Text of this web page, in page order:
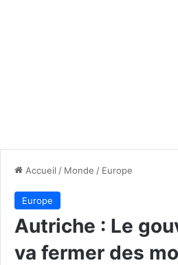
Accueil / Monde / Europe
Europe
Autriche : Le
va fermer des